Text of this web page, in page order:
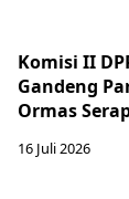
Komisi II
Gandeng
Ormas
16 Juli 2026